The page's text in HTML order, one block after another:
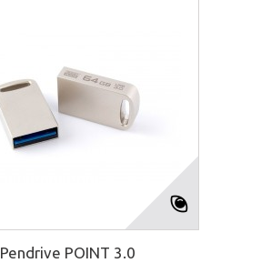
Pendrive POINT 3.0